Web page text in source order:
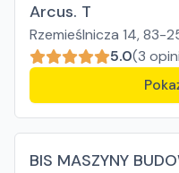
Arcus. T
Rzemieślnicza 14, 83-
5.0(3
BIS MASZYNY